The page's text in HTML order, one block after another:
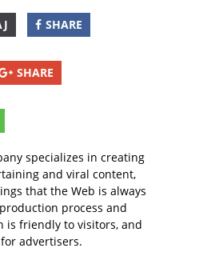
SHARE
SHARE
specializes in creating
and viral content,
that the Web is always
process and
is friendly to visitors, and
advertisers.